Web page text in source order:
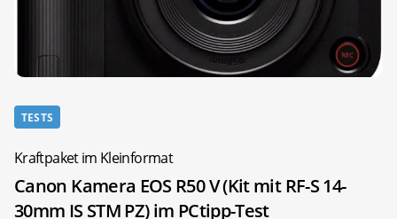
TESTS
Kraftpaket im Kleinformat
Canon Kamera EOS R50 V (Kit mit RF-S 14-
30mm IS STM PZ) im PCtipp-Test